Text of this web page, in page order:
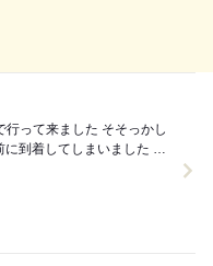
到着してしまいました こ